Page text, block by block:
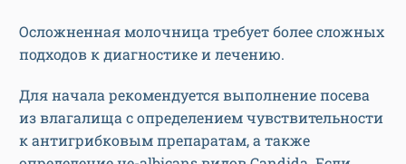
Осложненная молочница требует более сложных
подходов к диагностике и лечению.
Для начала рекомендуется выполнение посева
из влагалища с определением чувствительности
к антигрибковым препаратам, а также